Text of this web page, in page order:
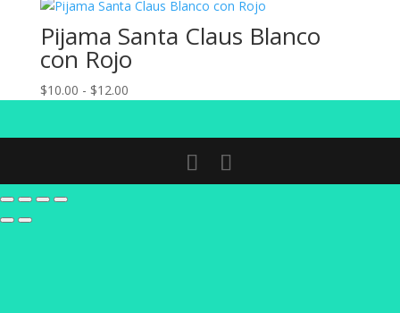
desde
$10.00
$14.00
Pijama Santa Claus Blanco
con Rojo
$10.00 - $12.00Rango